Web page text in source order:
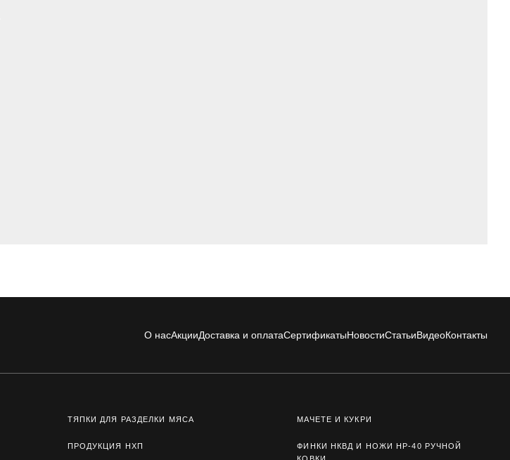
О насАкцииДоставка и оплатаСертификатыНовостиСтатьиВидеоКонтакты
ТЯПКИ ДЛЯ РАЗДЕЛКИ МЯСА МАЧЕТЕ И КУКРИ
ПРОДУКЦИЯ НХП
ФИНКИ НКВД И НОЖИ НР-40 РУЧНОЙ